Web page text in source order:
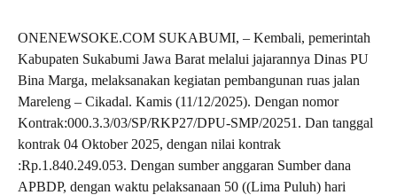
ONENEWSOKE.COM SUKABUMI, – Kembali, pemerintah
Kabupaten Sukabumi Jawa Barat melalui jajarannya Dinas PU
Bina Marga, melaksanakan kegiatan pembangunan ruas jalan
Mareleng – Cikadal. Kamis (11/12/2025). Dengan nomor
Kontrak:000.3.3/03/SP/RKP27/DPU-SMP/20251. Dan tanggal
kontrak 04 Oktober 2025, dengan nilai kontrak
:Rp.1.840.249.053. Dengan sumber anggaran Sumber dana
APBDP, dengan waktu pelaksanaan 50 ((Lima Puluh) hari